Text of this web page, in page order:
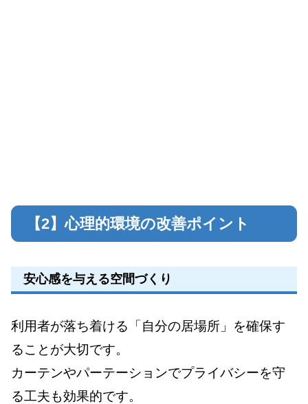
【2】心理的環境の改善ポイント
安心感を与える空間づくり
利用者が落ち着ける「自分の居場所」を確保す
ることが大切です。
カーテンやパーテーションでプライバシーを守
る工夫も効果的です。